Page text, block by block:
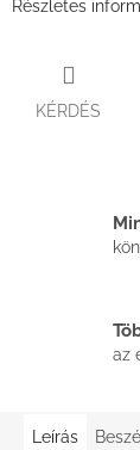
Részletes
KÉRDÉS
az
Leírás